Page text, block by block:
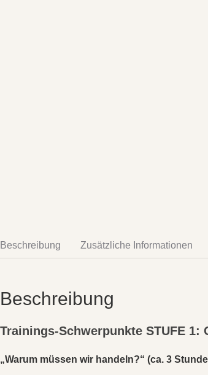
Beschreibung Zusätzliche Informationen
Beschreibung
Trainings‑Schwerpunkte STUFE 1:
„Warum müssen wir handeln?“ (ca. 3